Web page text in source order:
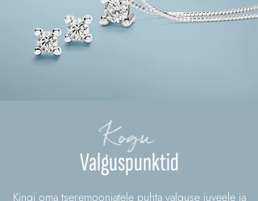
Kogu
Valguspunktid
Kingi oma tseremooniatele puhta valguse juveele ja